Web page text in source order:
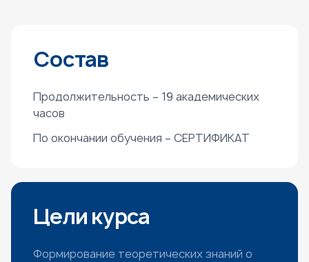
Состав
Продолжительность – 19 академических
часов
По окончании обучения – СЕРТИФИКАТ
Цели курса
Формирование теоретических знаний о